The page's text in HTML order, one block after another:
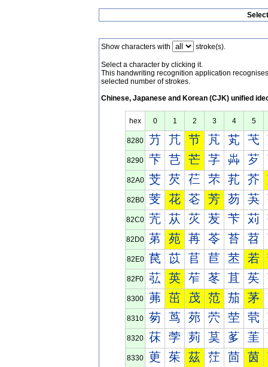
Show characters with stroke(s).
Select a character by clicking it.
This handwriting recognition application
selected number of strokes.
Chinese, Japanese and Korean (CJK) unified
hex 0 1 2 3 4 5
8280 芀 芁 节 芃 芄 芅
8290 芐 芑 芒 芓 芔 芕
82A0 芠 芡 芢 芣 芤 芥
82B0 芰 花 芲 芳 芴 芵
82C0 苀 苁 苂 苃 苄 苅
82D0 苐 苑 苒 苓 苔 苕
82E0 苠 苡 苢 苣 苤 若
82F0 苰 英 苲 苳 苴 苵
8300 茀 茁 茂 范 茄 茅
8310 茐 茑 茒 茓 茔 茕
8320 茠 茡 茢 茣 茤 茥
8330 茰 茱 茲 茳 茴 茵